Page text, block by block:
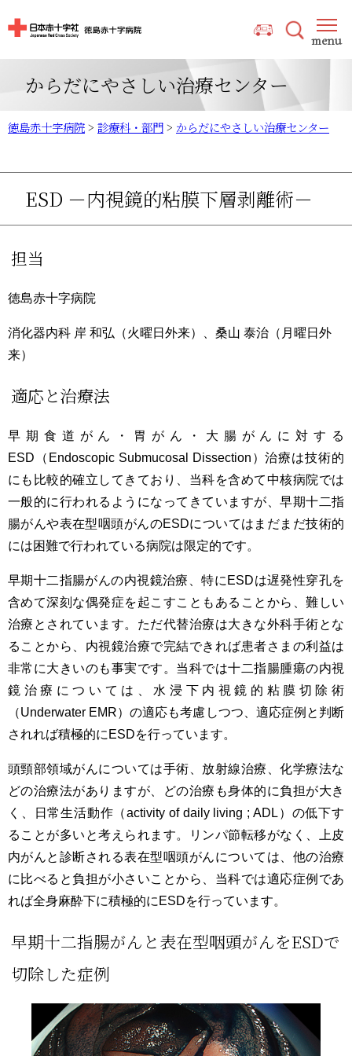
からだにやさしい治療センター
徳島赤十字病院> 診療科・部門> からだにやさしい治療センター
ESD －内視鏡的粘膜下層剥離術－
担当
徳島赤十字病院
消化器内科 岸 和弘（火曜日外来）、桑山 泰治（月曜日外
来）
適応と治療法
早期食道がん・胃がん・大腸がんに対する
ESD（Endoscopic Submucosal Dissection）治療は技術的
にも比較的確立してきており、当科を含めて中核病院では
一般的に行われるようになってきていますが、早期十二指
腸がんや表在型咽頭がんのESDについてはまだまだ技術的
には困難で行われている病院は限定的です。
早期十二指腸がんの内視鏡治療、特にESDは遅発性穿孔を
含めて深刻な偶発症を起こすこともあることから、難しい
治療とされています。ただ代替治療は大きな外科手術とな
ることから、内視鏡治療で完結できれば患者さまの利益は
非常に大きいのも事実です。当科では十二指腸腫瘍の内視
鏡治療については、水浸下内視鏡的粘膜切除術
（Underwater EMR）の適応も考慮しつつ、適応症例と判断
されれば積極的にESDを行っています。
頭頸部領域がんについては手術、放射線治療、化学療法な
どの治療法がありますが、どの治療も身体的に負担が大き
く、日常生活動作（activity of daily living ; ADL）の低下す
ることが多いと考えられます。リンパ節転移がなく、上皮
内がんと診断される表在型咽頭がんについては、他の治療
に比べると負担が小さいことから、当科では適応症例であ
れば全身麻酔下に積極的にESDを行っています。
早期十二指腸がんと表在型咽頭がんをESDで
切除した症例